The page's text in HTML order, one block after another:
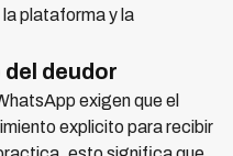
plataforma y la
deudor
exigen que el
explicito para recibir